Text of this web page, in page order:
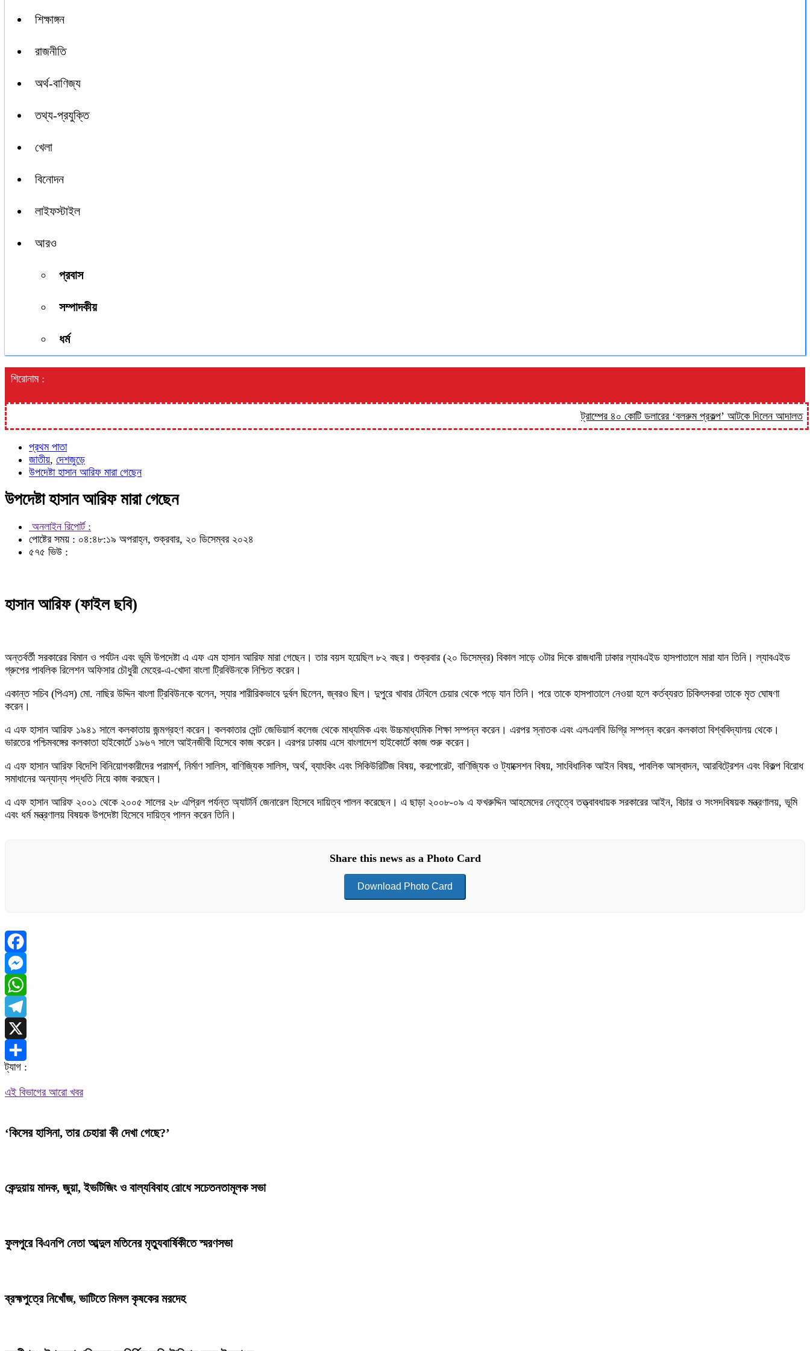
শিক্ষাঙ্গন
রাজনীতি
অর্থ-বাণিজ্য
তথ্য-প্রযুক্তি
খেলা
বিনোদন
লাইফস্টাইল
আরও
প্রবাস
সম্পাদকীয়
ধর্ম
শিরোনাম :
ট্রাম্পের ৪০ কোটি ডলারের ‘বলরুম প্রকল্প’ আটকে দিলেন আদালত
প্রথম পাতা
জাতীয়, দেশজুড়ে
উপদেষ্টা হাসান আরিফ মারা গেছেন
উপদেষ্টা হাসান আরিফ মারা গেছেন
অনলাইন রিপোর্ট :
পোষ্টের সময় : ০৪:৪৮:১৯ অপরাহ্ন, শুক্রবার, ২০ ডিসেম্বর ২০২৪
৫৭৫ ভিউ :
হাসান আরিফ (ফাইল ছবি)
অন্তর্বর্তী সরকারের বিমান ও পর্যটন এবং ভূমি উপদেষ্টা এ এফ এম হাসান আরিফ মারা গেছেন। তার বয়স হয়েছিল ৮২ বছর। শুক্রবার (২০ ডিসেম্বর) বিকাল সাড়ে ৩টার দিকে রাজধানী ঢাকার ল্যাবএইড হাসপাতালে মারা যান তিনি। ল্যাবএইড
গ্রুপের পাবলিক রিলেশন অফিসার চৌধুরী মেহের-এ-খোদা বাংলা ট্রিবিউনকে নিশ্চিত করেন।
একান্ত সচিব (পিএস) মো. নাছির উদ্দিন বাংলা ট্রিবিউনকে বলেন, স্যার শারীরিকভাবে দুর্বল ছিলেন, জ্বরও ছিল। দুপুরে খাবার টেবিলে চেয়ার থেকে পড়ে যান তিনি। পরে তাকে হাসপাতালে নেওয়া হলে কর্তব্যরত চিকিৎসকরা তাকে মৃত ঘোষণা
করেন।
এ এফ হাসান আরিফ ১৯৪১ সালে কলকাতায় জন্মগ্রহণ করেন। কলকাতার সেন্ট জেভিয়ার্স কলেজ থেকে মাধ্যমিক এবং উচ্চমাধ্যমিক শিক্ষা সম্পন্ন করেন। এরপর স্নাতক এবং এলএলবি ডিগ্রি সম্পন্ন করেন কলকাতা বিশ্ববিদ্যালয় থেকে।
ভারতের পশ্চিমবঙ্গের কলকাতা হাইকোর্টে ১৯৬৭ সালে আইনজীবী হিসেবে কাজ করেন। এরপর ঢাকায় এসে বাংলাদেশ হাইকোর্টে কাজ শুরু করেন।
এ এফ হাসান আরিফ বিদেশি বিনিয়োগকারীদের পরামর্শ, নির্মাণ সালিস, বাণিজ্যিক সালিস, অর্থ, ব্যাংকিং এবং সিকিউরিটিজ বিষয়, করপোরেট, বাণিজ্যিক ও ট্যাক্সেশন বিষয়, সাংবিধানিক আইন বিষয়, পাবলিক আস্বাদন, আরবিট্রেশন এবং বিকল্প বিরোধ
সমাধানের অন্যান্য পদ্ধতি নিয়ে কাজ করছেন।
এ এফ হাসান আরিফ ২০০১ থেকে ২০০৫ সালের ২৮ এপ্রিল পর্যন্ত অ্যাটর্নি জেনারেল হিসেবে দায়িত্ব পালন করেছেন। এ ছাড়া ২০০৮-০৯ এ ফখরুদ্দিন আহমেদের নেতৃত্বে তত্ত্বাবধায়ক সরকারের আইন, বিচার ও সংসদবিষয়ক মন্ত্রণালয়, ভূমি
এবং ধর্ম মন্ত্রণালয় বিষয়ক উপদেষ্টা হিসেবে দায়িত্ব পালন করেন তিনি।
Share this news as a Photo Card
Download Photo Card
Facebook
Messenger
WhatsApp
Telegram
X
Share
ট্যাগ :
এই বিভাগের আরো খবর
‘কিসের হাসিনা, তার চেহারা কী দেখা গেছে?’
কেন্দুয়ায় মাদক, জুয়া, ইভটিজিং ও বাল্যবিবাহ রোধে সচেতনতামূলক সভা
ফুলপুরে বিএনপি নেতা আব্দুল মতিনের মৃত্যুবার্ষিকীতে স্মরণসভা
ব্রহ্মপুত্রে নিখোঁজ, ভাটিতে মিলল কৃষকের মরদেহ